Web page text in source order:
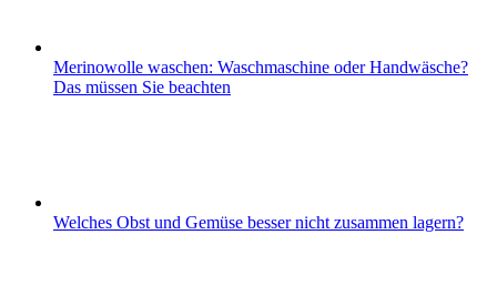
Merinowolle waschen: Waschmaschine oder Handwäsche?
Das müssen Sie beachten
Welches Obst und Gemüse besser nicht zusammen lagern?